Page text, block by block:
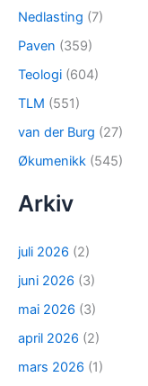
Nedlasting (7)
Paven (359)
Teologi (604)
TLM (551)
van der Burg (27)
Økumenikk (545)
Arkiv
juli 2026 (2)
juni 2026 (3)
mai 2026 (3)
april 2026 (2)
mars 2026 (1)